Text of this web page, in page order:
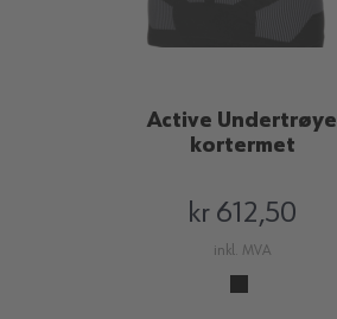
Active Undertrøye
kortermet
kr 612,50
inkl. MVA